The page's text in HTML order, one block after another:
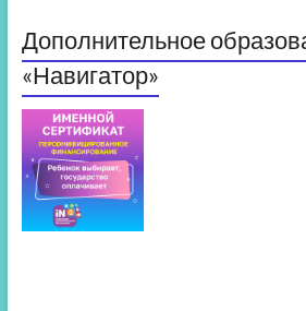
Дополнительное
«Навигатор»